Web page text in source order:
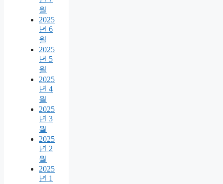
월
2025
년 6
월
2025
년 5
월
2025
년 4
월
2025
년 3
월
2025
년 2
월
2025
년 1